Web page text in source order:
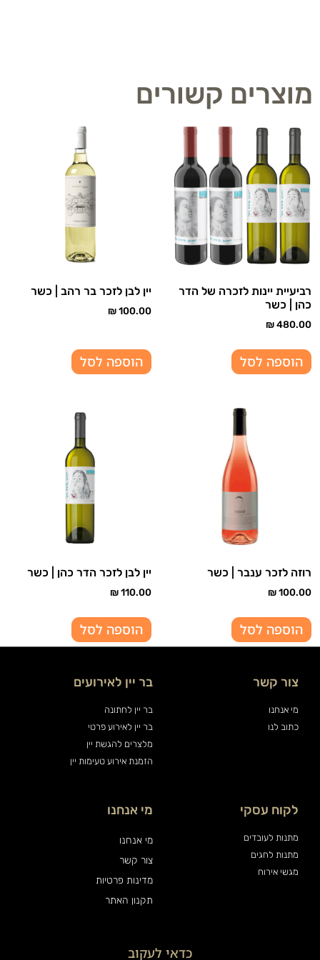
מוצרים קשורים
רביעיית יינות לזכרה של הדר
כהן | כשר
₪480.00
הוספה לסל
יין לבן לזכר בר רהב | כשר
₪100.00
הוספה לסל
רוזה לזכר ענבר | כשר
₪100.00
הוספה לסל
יין לבן לזכר הדר כהן | כשר
₪110.00
הוספה לסל
צור קשר
מי אנחנו
כתוב לנו
בר יין לאירועים
בר יין לחתונה
בר יין לאירוע פרטי
מלצרים להגשת יין
הזמנת אירוע טעימות יין
לקוח עסקי
מתנות לעובדים
מתנות לחגים
מגשי אירוח
מי אנחנו
מי אנחנו
צור קשר
מדינות פרטיות
תקנון האתר
כדאי לעקוב